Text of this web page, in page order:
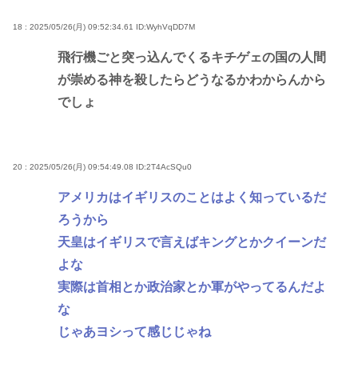
18 : 2025/05/26(月) 09:52:34.61 ID:WyhVqDD7M
飛行機ごと突っ込んでくるキチゲェの国の人間
が崇める神を殺したらどうなるかわからんから
でしょ
20 : 2025/05/26(月) 09:54:49.08 ID:2T4AcSQu0
アメリカはイギリスのことはよく知っているだ
ろうから
天皇はイギリスで言えばキングとかクイーンだ
よな
実際は首相とか政治家とか軍がやってるんだよ
な
じゃあヨシって感じじゃね